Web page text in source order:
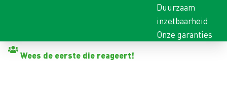
Duurzaam
inzetbaarheid
Onze garanties
Wees de eerste die reageert!